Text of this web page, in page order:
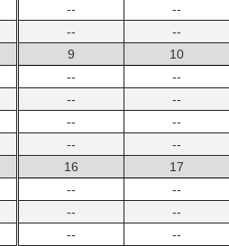
--
--
--
--
9
--
--
--
--
10
--
--
--
--
16
--
--
--
17
--
--
--